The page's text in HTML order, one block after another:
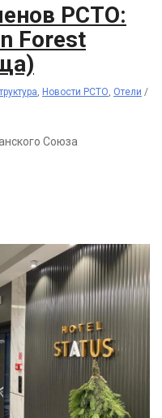
РСТО:
Forest
Новости РСТО Отели /
Союза